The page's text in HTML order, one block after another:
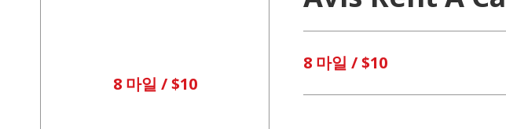
8 마일 / $10
8 마일 / $10